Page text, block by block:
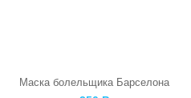
Маска болельщика Барселона